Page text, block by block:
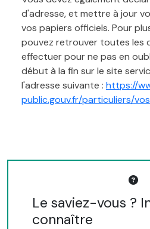
d'adresse, et mettre à jour
vos papiers officiels. Pour
pouvez retrouver toutes les
effectuer pour ne pas en
début à la fin sur le site
l'adresse suivante : https://
public.gouv.fr/particuliers/
Le saviez-vous ?
connaître